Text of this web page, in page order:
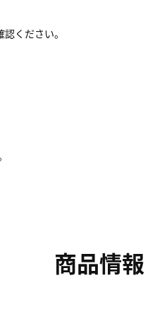
ください。
商品情報